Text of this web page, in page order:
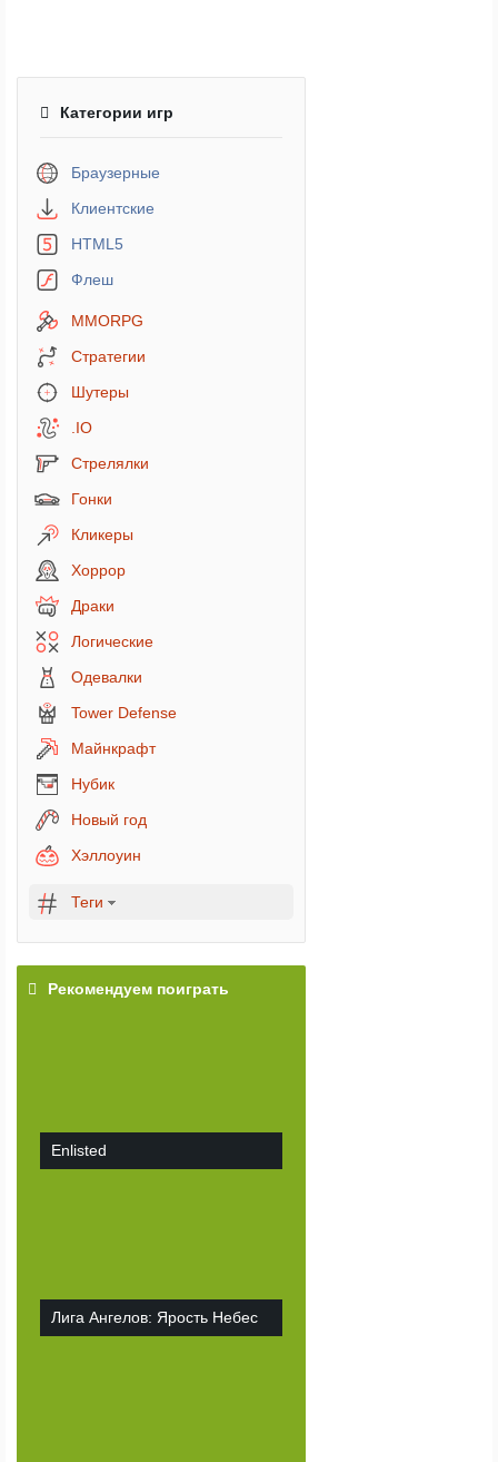
Категории игр
Браузерные
Клиентские
HTML5
Флеш
MMORPG
Стратегии
Шутеры
.IO
Стрелялки
Гонки
Кликеры
Хоррор
Драки
Логические
Одевалки
Tower Defense
Майнкрафт
Нубик
Новый год
Хэллоуин
Теги
Рекомендуем поиграть
Enlisted
Лига Ангелов: Ярость Небес